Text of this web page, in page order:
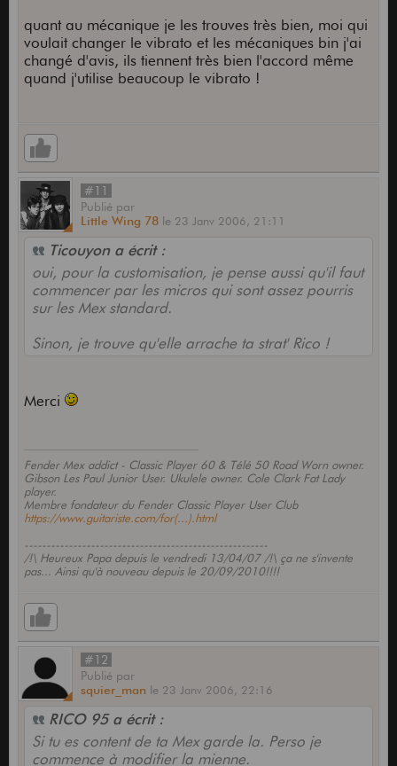
quant au mécanique je les trouves très bien, moi qui
voulait changer le vibrato et les mécaniques bin j'ai
changé d'avis, ils tiennent très bien l'accord même
quand j'utilise beaucoup le vibrato !
#11
Publié par
Little Wing 78 le 23 Janv 2006, 21:11
Ticouyon a écrit :
oui, pour la customisation, je pense aussi qu'il faut
commencer par les micros qui sont assez pourris
sur les Mex standard.
Sinon, je trouve qu'elle arrache ta strat' Rico !
Merci
Fender Mex addict - Classic Player 60 & Télé 50 Road Worn owner.
Gibson Les Paul Junior User. Ukulele owner. Cole Clark Fat Lady
player.
Membre fondateur du Fender Classic Player User Club
https://www.guitariste.com/for(...).html
-------------------------------------------------------
/!\ Heureux Papa depuis le vendredi 13/04/07 /!\ ça ne s'invente
pas... Ainsi qu'à nouveau depuis le 20/09/2010!!!!
#12
Publié par
squier_man le 23 Janv 2006, 22:16
RICO 95 a écrit :
Si tu es content de ta Mex garde la. Perso je
commence à modifier la mienne.